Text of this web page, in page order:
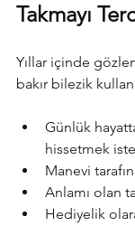
Takmayı
Yıllar içinde
bakır bilezik
Günlük
hissetmek
Manevi
Anlamı olan
Hediyelik